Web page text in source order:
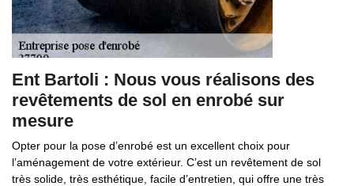
Ent Bartoli : Nous vous réalisons des
revêtements de sol en enrobé sur
mesure
Opter pour la pose d’enrobé est un excellent choix pour
l’aménagement de votre extérieur. C’est un revêtement de sol
très solide, très esthétique, facile d’entretien, qui offre une très